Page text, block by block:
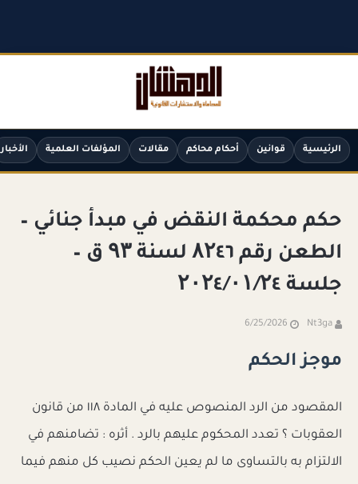
الرئيسية قوانين أحكام محاكم مقالات المؤلفات العلمية الأخبار
حكم محكمة النقض في مبدأ جنائي –
الطعن رقم ۸۲٤٦ لسنة ۹۳ ق –
جلسة ۲۰۲٤/۰۱/۲٤
Nt3ga
6/25/2026
موجز الحكم
المقصود من الرد المنصوص عليه في المادة ١١٨ من قانون
العقوبات ؟ تعدد المحكوم عليهم بالرد . أثره : تضامنهم في
الالتزام به بالتساوى ما لم يعين الحكم نصيب كل منهم فيما